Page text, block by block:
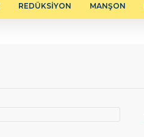
REDÜKSİYON MANŞON